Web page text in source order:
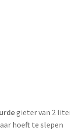
gieter van 2
hoeft te slepen